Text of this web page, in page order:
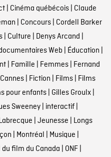
| Cinéma québécois| Claude
Concours| Cordell Barker
| Culture Denys Arcand
Web Éducation
| Famille Femmes| Fernand
| Fiction Films| Films
pour enfants| Gilles Groulx|
Sweeney| interactif|
Jeunesse Longs
Montréal Musique
film du Canada ONF|